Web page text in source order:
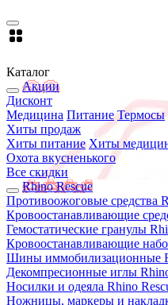
Каталог
Акции
Дисконт
Медицина Питание Термосы
Хиты продаж
Хиты питание Хиты
Охота вкусненького
Все скидки
Rhino Rescue
Противоожоговые средства
Кровоостанавливающие
Гемостатические гранулы
Кровоостанавливающие
Шины иммобилизационные
Декомпресионные иглы
Носилки и одеяла Rhino
Ножницы, маркеры и